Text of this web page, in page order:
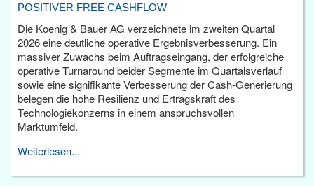
POSITIVER FREE CASHFLOW
Die Koenig & Bauer AG verzeichnete im zweiten Quartal
2026 eine deutliche operative Ergebnisverbesserung. Ein
massiver Zuwachs beim Auftragseingang, der erfolgreiche
operative Turnaround beider Segmente im Quartalsverlauf
sowie eine signifikante Verbesserung der Cash-Generierung
belegen die hohe Resilienz und Ertragskraft des
Technologiekonzerns in einem anspruchsvollen
Marktumfeld.
Weiterlesen...